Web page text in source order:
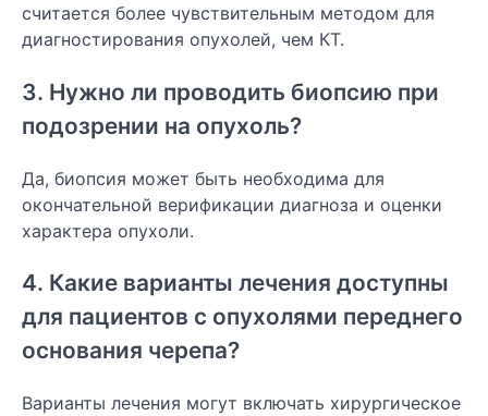
считается более чувствительным методом для
диагностирования опухолей, чем КТ.
3. Нужно ли проводить биопсию при
подозрении на опухоль?
Да, биопсия может быть необходима для
окончательной верификации диагноза и оценки
характера опухоли.
4. Какие варианты лечения доступны
для пациентов с опухолями переднего
основания черепа?
Варианты лечения могут включать хирургическое